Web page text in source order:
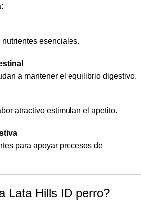
esenciales.
a mantener el equilibrio digestivo.
atractivo estimulan el apetito.
para apoyar procesos de
Lata Hills ID perro?